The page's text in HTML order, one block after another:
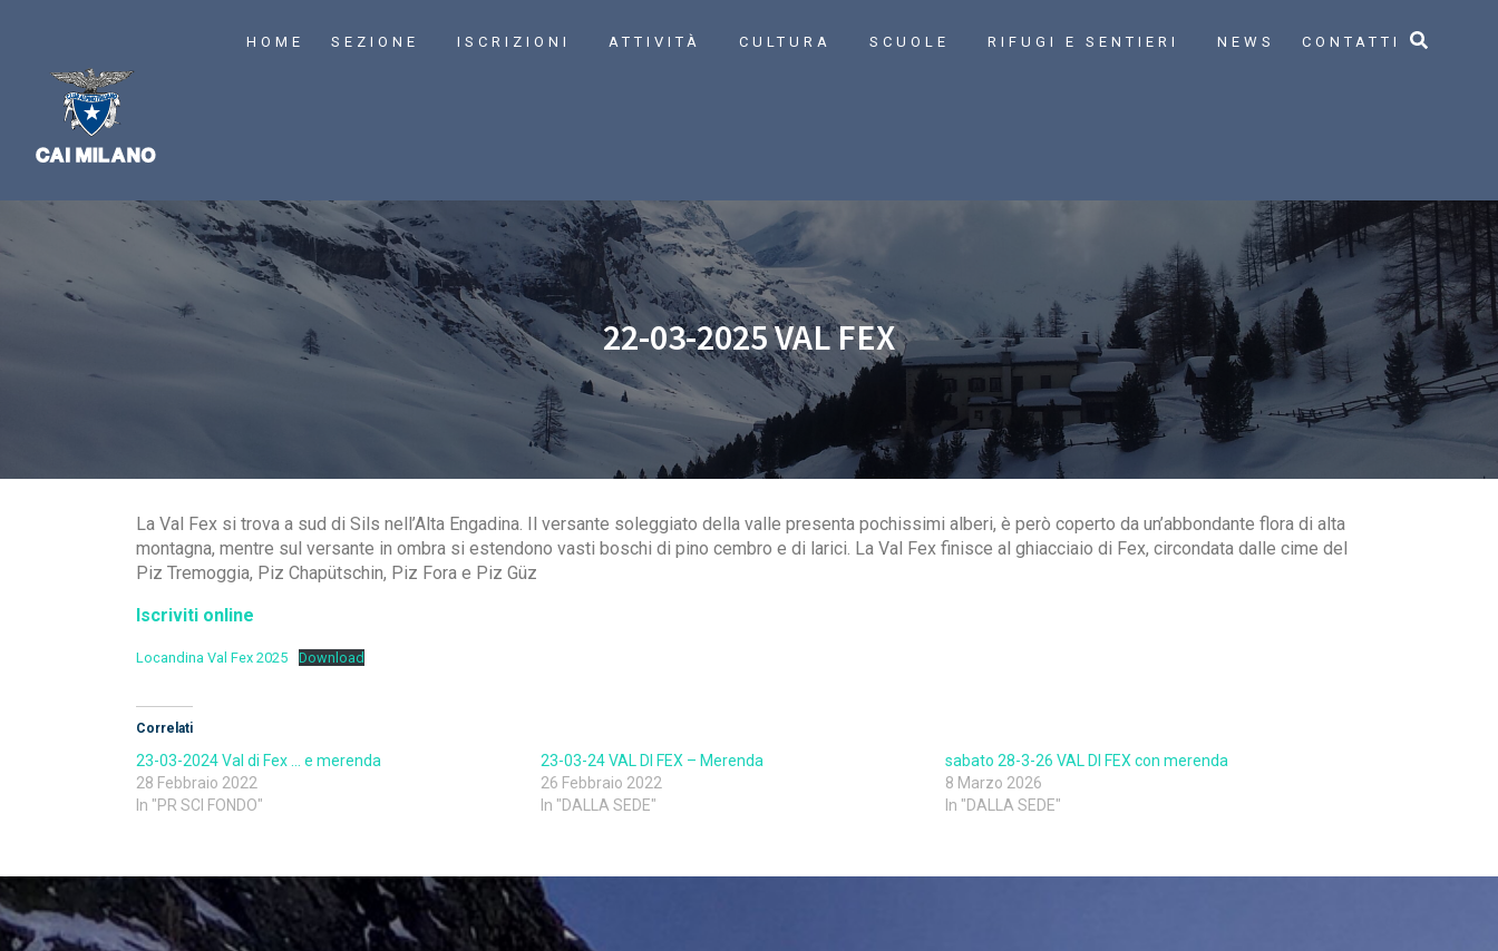
HOME SEZIONE ISCRIZIONI ATTIVITÀ CULTURA SCUOLE RIFUGI E SENTIERI NEWS CONTATTI
22-03-2025 VAL FEX
La Val Fex si trova a sud di Sils nell’Alta Engadina. Il versante soleggiato della valle presenta pochissimi alberi, è però coperto da un’abbondante flora di alta
montagna, mentre sul versante in ombra si estendono vasti boschi di pino cembro e di larici. La Val Fex finisce al ghiacciaio di Fex, circondata dalle cime del
Piz Tremoggia, Piz Chapütschin, Piz Fora e Piz Güz
Iscriviti online
Locandina Val Fex 2025 Download
Correlati
23-03-2024 Val di Fex … e merenda
28 Febbraio 2022
In "PR SCI FONDO"
23-03-24 VAL DI FEX – Merenda
26 Febbraio 2022
In "DALLA SEDE"
sabato 28-3-26 VAL DI FEX con merenda
8 Marzo 2026
In "DALLA SEDE"